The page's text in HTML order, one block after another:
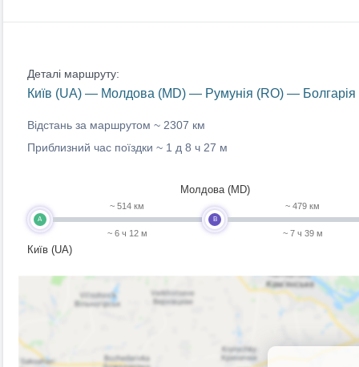
Деталі маршруту:
Київ (UA) — Молдова (MD) — Румунія (RO) — Болгарія
Відстань за маршрутом ~ 2307 км
Приблизний час поїздки ~ 1 д 8 ч 27 м
A
Київ (UA)
~ 514 км
~ 6 ч 12 м
B
Молдова (MD)
~ 479 км
~ 7 ч 39 м